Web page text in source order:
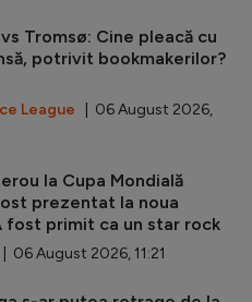
vs Tromsø: Cine pleacă cu
potrivit bookmakerilor?
League | 06 August 2026,
la Cupa Mondială
prezentat la noua
fost primit ca un star rock
| 06 August 2026, 11:21